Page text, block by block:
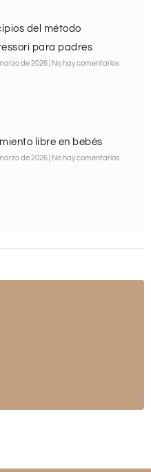
del método
para padres
de 2026 No hay comentarios
libre en bebés
de 2026 No hay comentarios